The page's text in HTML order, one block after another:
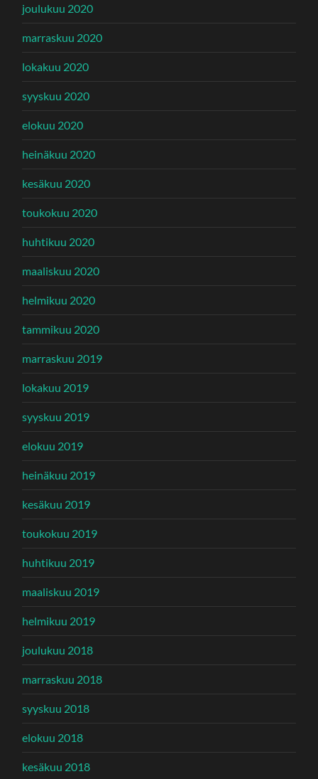
joulukuu 2020
marraskuu 2020
lokakuu 2020
syyskuu 2020
elokuu 2020
heinäkuu 2020
kesäkuu 2020
toukokuu 2020
huhtikuu 2020
maaliskuu 2020
helmikuu 2020
tammikuu 2020
marraskuu 2019
lokakuu 2019
syyskuu 2019
elokuu 2019
heinäkuu 2019
kesäkuu 2019
toukokuu 2019
huhtikuu 2019
maaliskuu 2019
helmikuu 2019
joulukuu 2018
marraskuu 2018
syyskuu 2018
elokuu 2018
kesäkuu 2018